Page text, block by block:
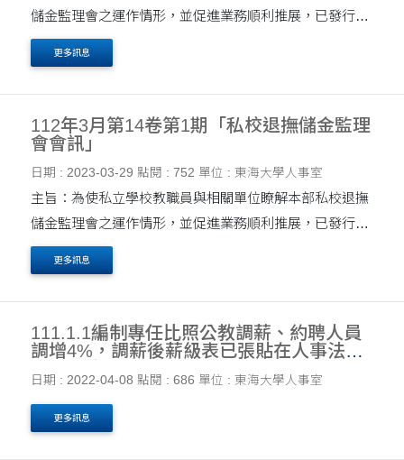
儲金監理會之運作情形，並促進業務順利推展，已發行
112年3月第14卷第2期「私校退撫儲金監理會會訊」，提
更多訊息
112年3月第14卷第1期「私校退撫儲金監理
會會訊」
日期 : 2023-03-29 點閱 : 752 單位 : 東海大學人事室
主旨：為使私立學校教職員與相關單位瞭解本部私校退撫
儲金監理會之運作情形，並促進業務順利推展，已發行
112年3月第14卷第1期「私校退撫儲金監理會會訊」，提
更多訊息
111.1.1編制專任比照公教調薪、約聘人員
調增4%，調薪後薪級表已張貼在人事法規
「薪資待遇」中，請逕行點閱。
日期 : 2022-04-08 點閱 : 686 單位 : 東海大學人事室
更多訊息